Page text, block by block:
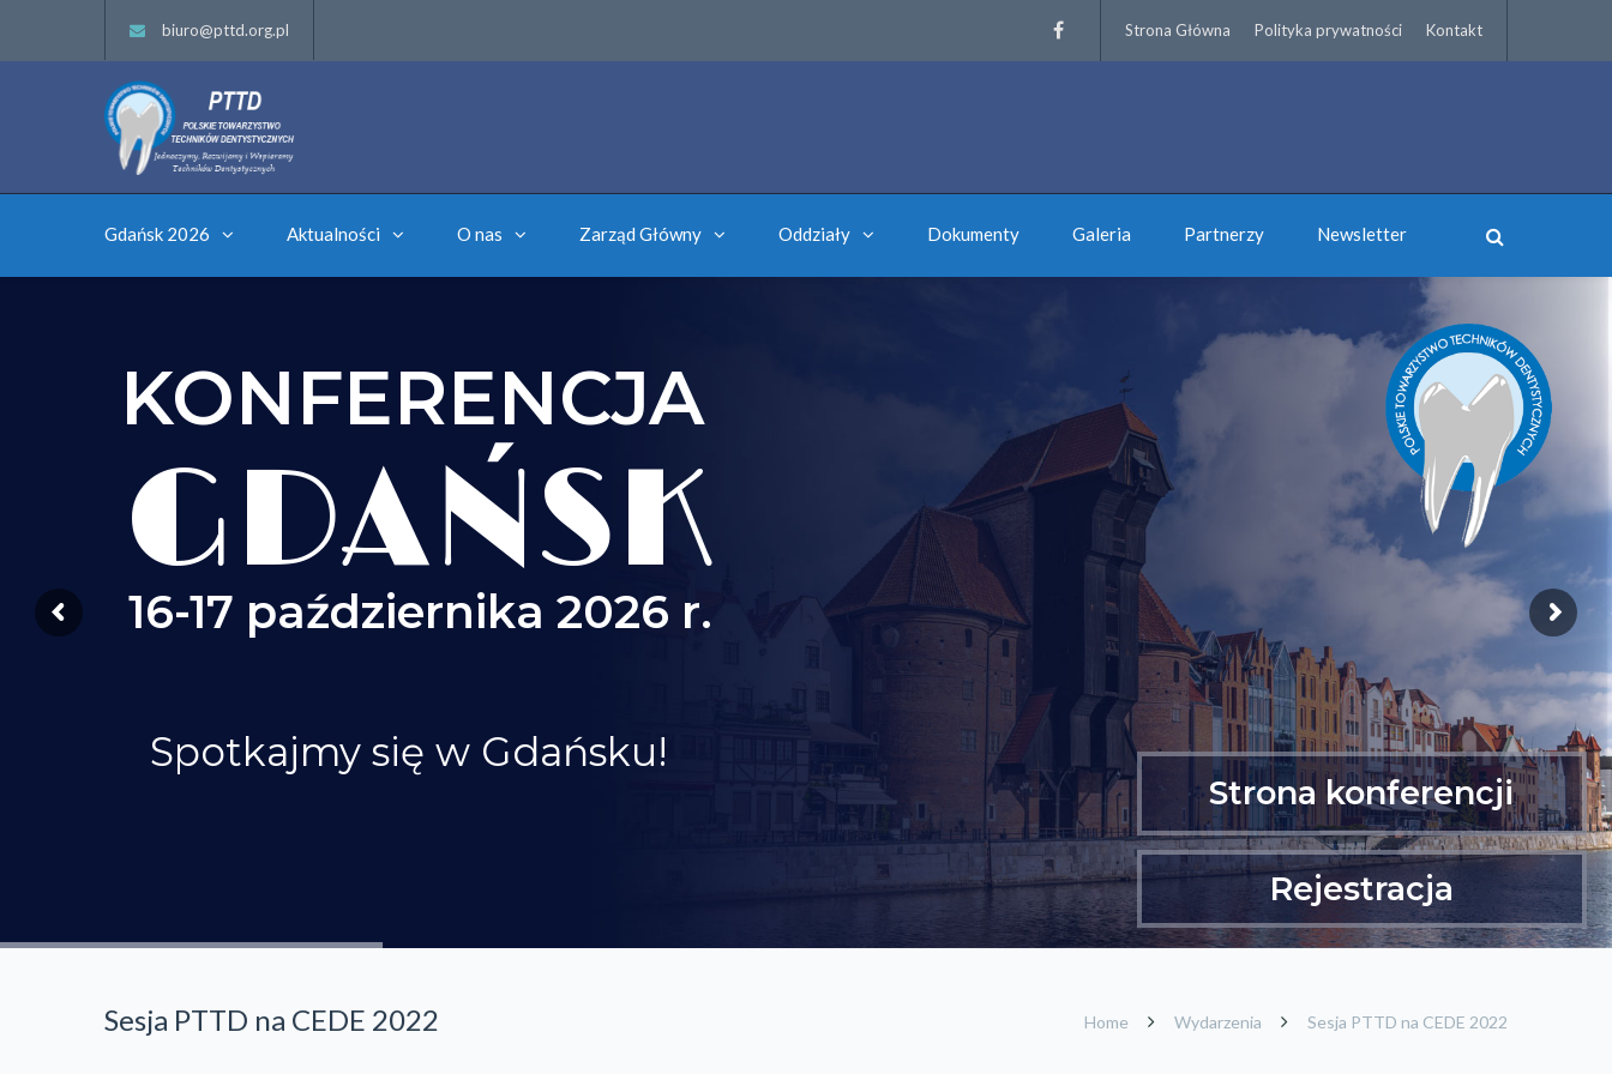
biuro@pttd.org.pl Strona Główna Polityka prywatności Kontakt
Gdańsk 2026 Aktualności O nas Zarząd Główny Oddziały Dokumenty Galeria Partnerzy Newsletter
KONFERENCJA
GDAŃSK
16-17 października 2026 r.
Spotkajmy się w Gdańsku!
Strona konferencji
Rejestracja
Sesja PTTD na CEDE 2022 Home Wydarzenia Sesja PTTD na CEDE 2022